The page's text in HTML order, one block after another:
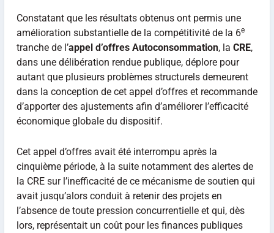
Constatant que les résultats obtenus ont permis une
amélioration substantielle de la compétitivité de la 6e
tranche de l’appel d’offres Autoconsommation, la CRE,
dans une délibération rendue publique, déplore pour
autant que plusieurs problèmes structurels demeurent
dans la conception de cet appel d’offres et recommande
d’apporter des ajustements afin d’améliorer l’efficacité
économique globale du dispositif.
Cet appel d’offres avait été interrompu après la
cinquième période, à la suite notamment des alertes de
la CRE sur l’inefficacité de ce mécanisme de soutien qui
avait jusqu’alors conduit à retenir des projets en
l’absence de toute pression concurrentielle et qui, dès
lors, représentait un coût pour les finances publiques